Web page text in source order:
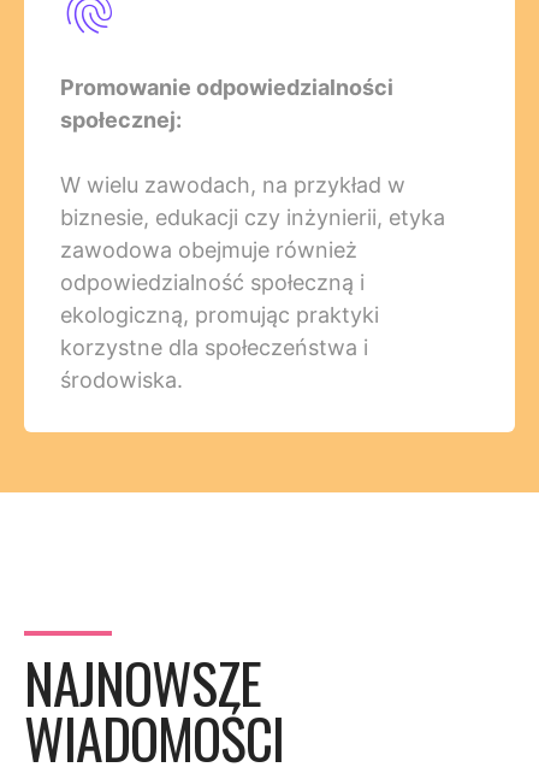
Promowanie odpowiedzialności
społecznej:
W wielu zawodach, na przykład w
biznesie, edukacji czy inżynierii, etyka
zawodowa obejmuje również
odpowiedzialność społeczną i
ekologiczną, promując praktyki
korzystne dla społeczeństwa i
środowiska.
NAJNOWSZE
WIADOMOŚCI